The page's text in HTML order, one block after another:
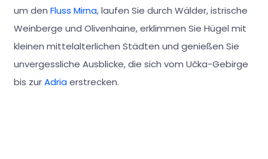
um den Fluss Mirna, laufen Sie durch Wälder, istrische
Weinberge und Olivenhaine, erklimmen Sie Hügel mit
kleinen mittelalterlichen Städten und genießen Sie
unvergessliche Ausblicke, die sich vom Učka-Gebirge
bis zurAdriaerstrecken.